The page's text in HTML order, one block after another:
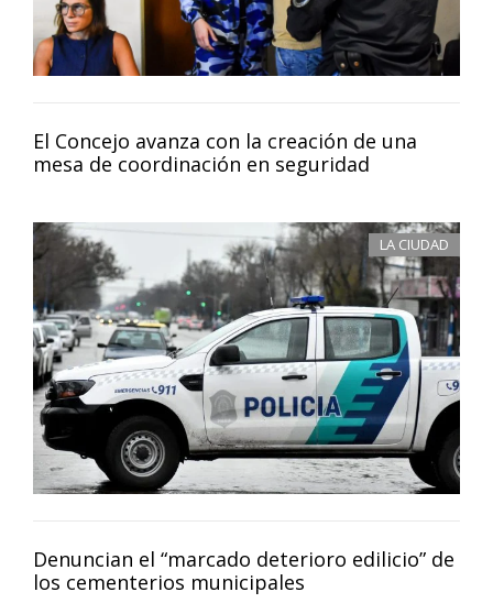
El Concejo avanza con la creación de una
mesa de coordinación en seguridad
LA CIUDAD
Denuncian el “marcado deterioro edilicio” de
los cementerios municipales